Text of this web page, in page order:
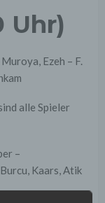
Uhr)
Ezeh – F.
alle Spieler
–
Kaars, Atik